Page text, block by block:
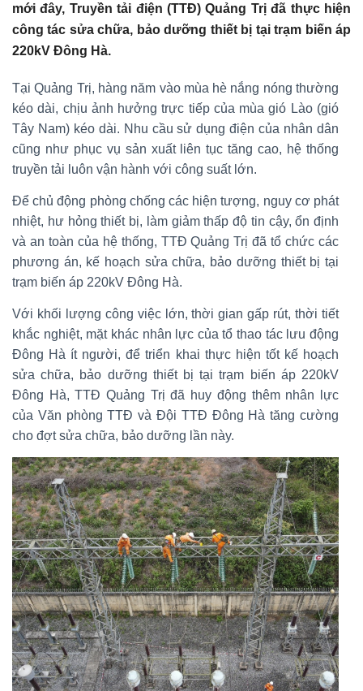
mới đây, Truyền tải điện (TTĐ) Quảng Trị đã thực hiện
công tác sửa chữa, bảo dưỡng thiết bị tại trạm biến áp
220kV Đông Hà.
Tại Quảng Trị, hàng năm vào mùa hè nắng nóng thường
kéo dài, chịu ảnh hưởng trực tiếp của mùa gió Lào (gió
Tây Nam) kéo dài. Nhu cầu sử dụng điện của nhân dân
cũng như phục vụ sản xuất liên tục tăng cao, hệ thống
truyền tải luôn vận hành với công suất lớn.
Để chủ động phòng chống các hiện tượng, nguy cơ phát
nhiệt, hư hỏng thiết bị, làm giảm thấp độ tin cậy, ổn định
và an toàn của hệ thống, TTĐ Quảng Trị đã tổ chức các
phương án, kế hoạch sửa chữa, bảo dưỡng thiết bị tại
trạm biến áp 220kV Đông Hà.
Với khối lượng công việc lớn, thời gian gấp rút, thời tiết
khắc nghiệt, mặt khác nhân lực của tổ thao tác lưu động
Đông Hà ít người, để triển khai thực hiện tốt kế hoạch
sửa chữa, bảo dưỡng thiết bị tại trạm biến áp 220kV
Đông Hà, TTĐ Quảng Trị đã huy động thêm nhân lực
của Văn phòng TTĐ và Đội TTĐ Đông Hà tăng cường
cho đợt sửa chữa, bảo dưỡng lần này.